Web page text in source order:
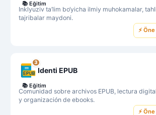
Inklyuziv ta’lim bo‘yicha ilmiy muhokamalar,
tajribalar maydoni.
📚 Eğitim
⚡
3
Identi EPUB
Comunidad sobre archivos EPUB, lectura
y organización de ebooks.
📚 Eğitim
⚡